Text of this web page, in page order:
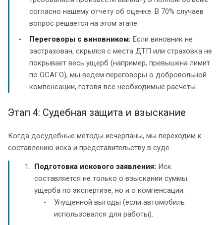
согласно нашему отчету об оценке. В 70% случаев
вопрос решается на этом этапе.
Переговоры с виновником: Если виновник не
застрахован, скрылся с места ДТП или страховка не
покрывает весь ущерб (например, превышена лимит
по ОСАГО), мы ведем переговоры о добровольной
компенсации, готовя все необходимые расчеты.
Этап 4: Судебная защита и взыскание
Когда досудебные методы исчерпаны, мы переходим к
составлению иска и представительству в суде.
Подготовка искового заявления: Иск
составляется не только о взыскании суммы
ущерба по экспертизе, но и о компенсации:
Упущенной выгоды (если автомобиль
использовался для работы).